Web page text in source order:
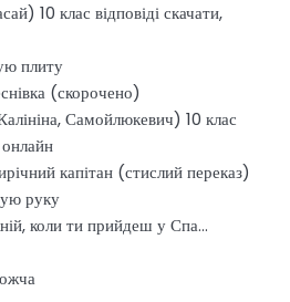
10 клас відповіді скачати,
плиту
(скорочено)
Самойлюкевич) 10 клас
онлайн
капітан (стислий переказ)
руку
коли ти прийдеш у Спа…